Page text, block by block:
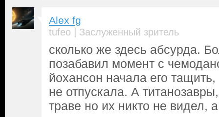
Alex fg
tufeo | Заслуженный зритель
сколько же здесь абсурда.
позабавил момент с
йохансон начала его
не отпускала. А
траве но их никто не видел,